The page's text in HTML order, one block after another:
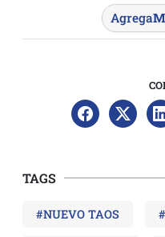
Agrega
TAGS
#NUEVO TAOS